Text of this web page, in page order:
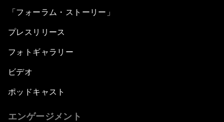
「フォーラム・ストーリー」
プレスリリース
フォトギャラリー
ビデオ
ポッドキャスト
エンゲージメント